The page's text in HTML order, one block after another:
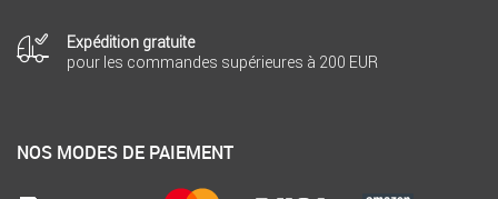
Expédition gratuite
pour les commandes supérieures à 200 EUR
NOS MODES DE PAIEMENT